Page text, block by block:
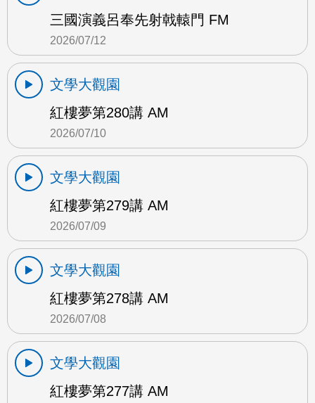
三國演義呂奉先射戟轅門 FM
2026/07/12
文學大觀園
紅樓夢第280講 AM
2026/07/10
文學大觀園
紅樓夢第279講 AM
2026/07/09
文學大觀園
紅樓夢第278講 AM
2026/07/08
文學大觀園
紅樓夢第277講 AM